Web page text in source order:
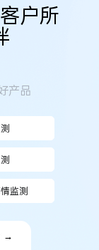
户所
产品
监测
→